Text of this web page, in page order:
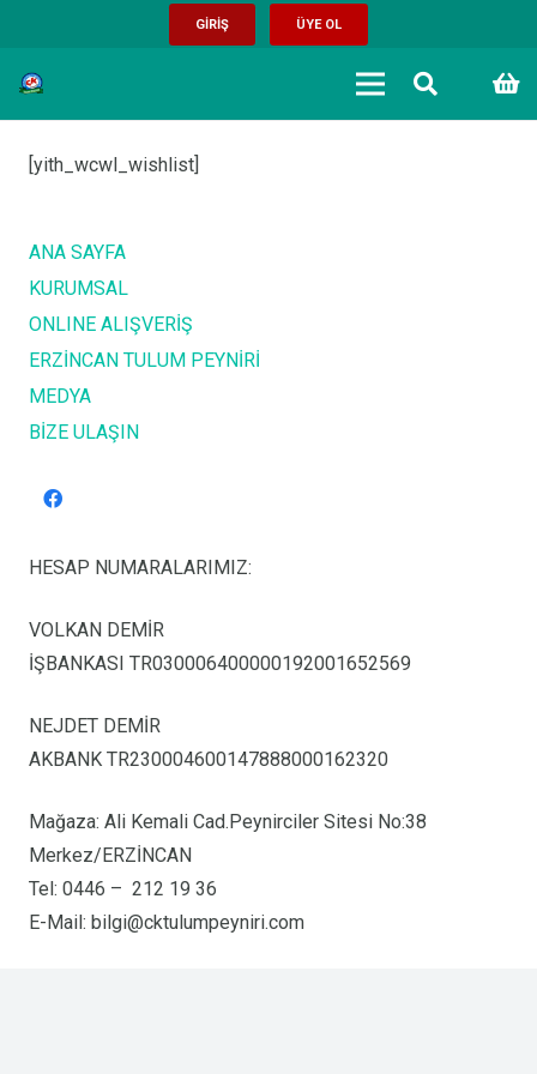
GİRİŞ ÜYE OL
[yith_wcwl_wishlist]
ANA SAYFA
KURUMSAL
ONLINE ALIŞVERİŞ
ERZİNCAN TULUM PEYNİRİ
MEDYA
BİZE ULAŞIN
HESAP NUMARALARIMIZ:
VOLKAN DEMİR
İŞBANKASI TR030006400000192001652569
NEJDET DEMİR
AKBANK TR230004600147888000162320
Mağaza: Ali Kemali Cad.Peynirciler Sitesi No:38
Merkez/ERZİNCAN
Tel: 0446 – 212 19 36
E-Mail: bilgi@cktulumpeyniri.com